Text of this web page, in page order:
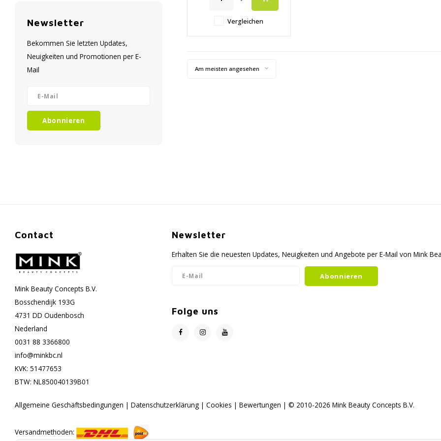
Newsletter
Bekommen Sie letzten Updates,
Neuigkeiten und Promotionen per E-
Mail
Abonnieren
Vergleichen
Am meisten angesehen
Contact
Mink Beauty Concepts B.V.
Bosschendijk 193G
4731 DD Oudenbosch
Nederland
0031 88 3366800
info@minkbc.nl
KVK: 51477653
BTW: NL850040139B01
Newsletter
Erhalten Sie die neuesten Updates, Neuigkeiten und Angebote per E-Mail von Mink
Abonnieren
Folge uns
Allgemeine Geschäftsbedingungen | Datenschutzerklärung | Cookies | Bewertungen | © 2010-2026 Mink Beauty Concepts B.V.
Versandmethoden: